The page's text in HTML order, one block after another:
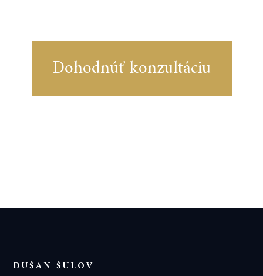
Dohodnúť konzultáciu
DUŠAN ŠULOV